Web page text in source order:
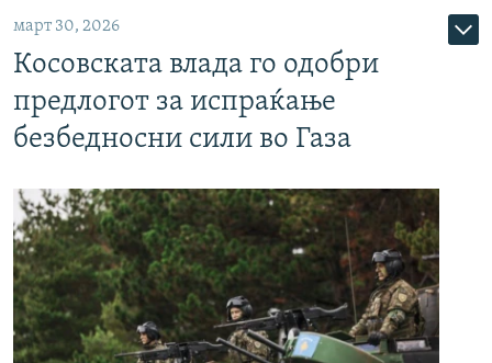
март 30, 2026
Косовската влада го одобри
предлогот за испраќање
безбедносни сили во Газа